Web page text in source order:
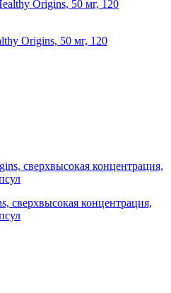
Origins, 50 мг, 120
сверхвысокая концентрация,